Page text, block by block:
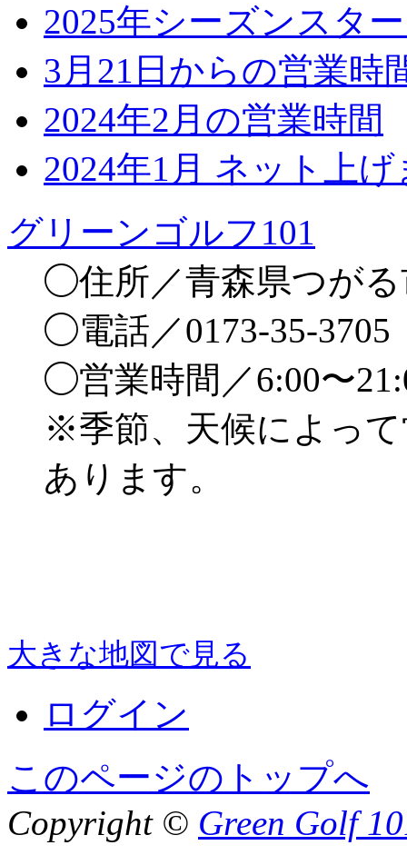
2025年シーズンスタ
3月21日からの営業時
2024年2月の営業時間
2024年1月 ネット上
グリーンゴルフ101
◯住所／青森県つがる
◯電話／0173-35-3705
◯営業時間／6:00〜
※季節、天候によっ
あります。
大きな地図で見る
ログイン
このページのトップへ
Copyright © Green Golf